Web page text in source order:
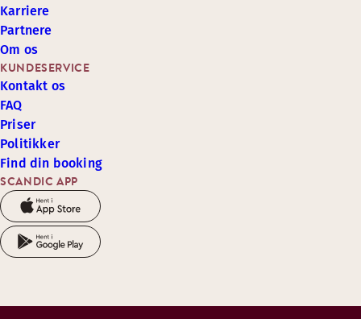
SCANDIC APP
KUNDESERVICE
Kontakt os
FAQ
Priser
Politikker
Find din booking
Karriere
Partnere
Om os